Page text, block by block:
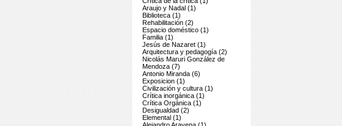
Araujo y Nadal (1)
Biblioteca (1)
Rehabilitación (2)
Espacio doméstico (1)
Familia (1)
Jesús de Nazaret (1)
Arquitectura y pedagogía (2)
Nicolás Maruri González de
Mendoza (7)
Antonio Miranda (6)
Exposicion (1)
Civilización y cultura (1)
Crítica inorgánica (1)
Crítica Orgánica (1)
Desigualdad (2)
Elemental (1)